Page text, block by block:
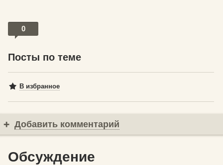
0
Посты по теме
В избранное
Добавить комментарий
Обсуждение